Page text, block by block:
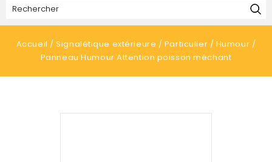
Accueil Signalétique extérieure Particulier
Humour
Panneau Humour Attention poisson méchant